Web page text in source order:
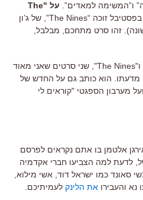
ו”המשימה למאדים”.
על "The
: "בתואר הסרט המחורבן שיצא לי לראות בפסטיבל זוכה “The Nines”, של ג’ון
זהו סרט מתחכם, מבלבל,
קיצ'לס קצת שובר לי את הלב עם מה שהוא אומר על "Redacted" ו"The Nines", שני סרטים שאני מאוד
מדעתו. הוא כותב גם על החדש של
מערבון הספגטי "קוראים לי
אלטמן בו אתם נקראים לפרסם
לדעת למה הצביעו חברי אקדמיה
סאונד כמו ישראל דוד, אשי מילוא,
והעבירו את הלינק לעמיתיכם.